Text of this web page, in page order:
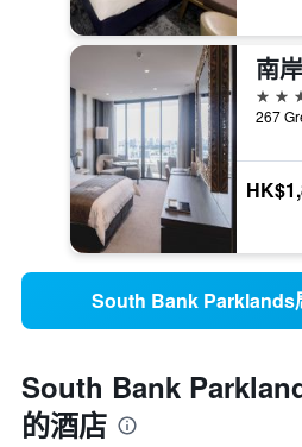
5星級
South Bank Parklands
South Bank
的酒店